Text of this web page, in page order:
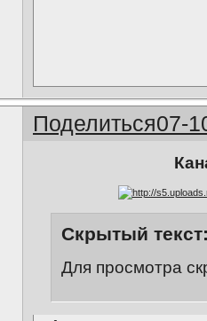
Поделиться07-
Скрытый
Для просмотра